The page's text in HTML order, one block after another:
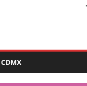
CDMX